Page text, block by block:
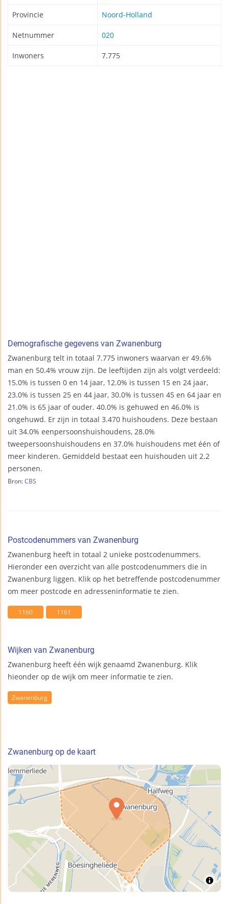
Provincie Noord-Holland
Netnummer 020
Inwoners 7.775
Demografische gegevens van Zwanenburg
Zwanenburg telt in totaal 7.775 inwoners waarvan er 49.6%
man en 50.4% vrouw zijn. De leeftijden zijn als volgt verdeeld:
15.0% is tussen 0 en 14 jaar, 12.0% is tussen 15 en 24 jaar,
23.0% is tussen 25 en 44 jaar, 30.0% is tussen 45 en 64 jaar en
21.0% is 65 jaar of ouder. 40.0% is gehuwed en 46.0% is
ongehuwd. Er zijn in totaal 3.470 huishoudens. Deze bestaan
uit 34.0% eenpersoonshuishoudens, 28.0%
tweepersoonshuishoudens en 37.0% huishoudens met één of
meer kinderen. Gemiddeld bestaat een huishouden uit 2.2
personen.
Bron: CBS
Postcodenummers van Zwanenburg
Zwanenburg heeft in totaal 2 unieke postcodenummers.
Hieronder een overzicht van alle postcodenummers die in
Zwanenburg liggen. Klik op het betreffende postcodenummer
om meer postcode en adresseninformatie te zien.
1160 1161
Wijken van Zwanenburg
Zwanenburg heeft één wijk genaamd Zwanenburg. Klik
hieonder op de wijk om meer informatie te zien.
Zwanenburg
Zwanenburg op de kaart